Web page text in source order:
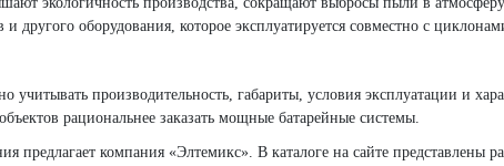
и другого оборудования, которое эксплуатируется совместно с
учитывать производительность, габариты, условия эксплуатации и
рациональнее заказать мощные батарейные системы.
предлагает компания «Элтемикс». В каталоге на сайте